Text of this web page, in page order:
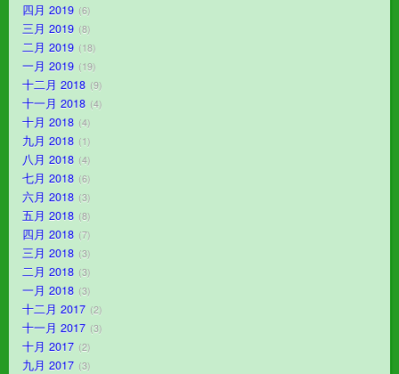
四月 2019 6
三月 2019 8
二月 2019 18
一月 2019 19
十二月 2018 9
十一月 2018 4
十月 2018 4
九月 2018 1
八月 2018 4
七月 2018 6
六月 2018 3
五月 2018 8
四月 2018 7
三月 2018 3
二月 2018 3
一月 2018 3
十二月 2017 2
十一月 2017 3
十月 2017 2
九月 2017 3